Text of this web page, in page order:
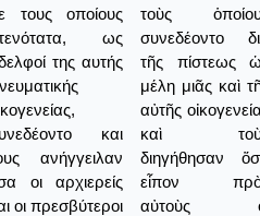
τους οποίους
ως
της αυτής
και
ανήγγειλαν
οι αρχιερείς
οι πρεσβύτεροι
τοὺς
συνεδέοντο
τῆς πίστεως
μέλη μιᾶς καὶ
αὐτῆς
καὶ
διηγήθησαν
εἶπον
αὐτοὺς